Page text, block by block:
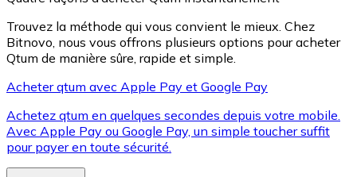
XRP
XRP
Trouvez la méthode qui vous convient le mieux. Chez
Bitnovo, nous vous offrons plusieurs options pour acheter
Qtum de manière sûre, rapide et simple.
Acheter qtum avec Apple Pay et Google Pay
Achetez qtum en quelques secondes depuis votre mobile.
Avec Apple Pay ou Google Pay, un simple toucher suffit
pour payer en toute sécurité.